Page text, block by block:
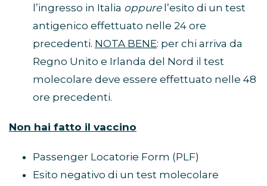
l’ingresso in Italia oppurel’esito di un test
antigenico effettuato nelle 24 ore
precedenti. NOTA BENE: per chi arriva da
Regno Unito e Irlanda del Nord il test
molecolare deve essere effettuato nelle 48
ore precedenti.
Non hai fatto il vaccino
Passenger Locatorie Form (PLF)
Esito negativo di un test molecolare